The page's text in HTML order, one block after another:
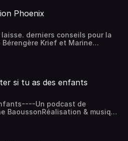
de Bérengère KRIEF :
pour VULGAIRE, le
:
d'informations.
Phoenix
derniers conseils pour la
Krief et Marine
: Romain
Poney Hébergé par Acast.
si tu as des enfants
Un podcast de
BaoussonRéalisation & musique
: Juliette Poney Hébergé par
pour plus d'informations.